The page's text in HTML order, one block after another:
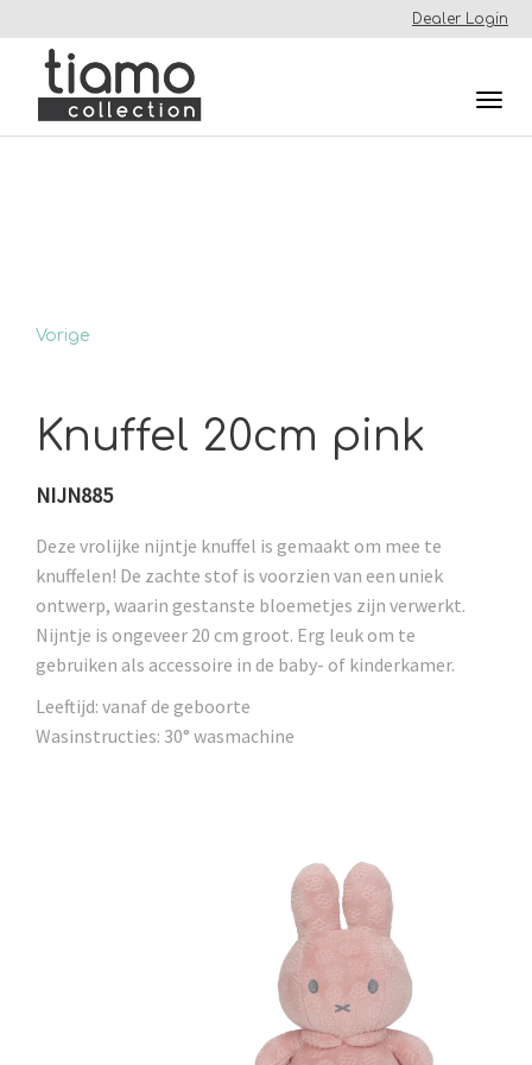
Dealer Login
Vorige
Knuffel 20cm pink
NIJN885
Deze vrolijke nijntje knuffel is gemaakt om mee te
knuffelen! De zachte stof is voorzien van een uniek
ontwerp, waarin gestanste bloemetjes zijn verwerkt.
Nijntje is ongeveer 20 cm groot. Erg leuk om te
gebruiken als accessoire in de baby- of kinderkamer.
Leeftijd: vanaf de geboorte
Wasinstructies: 30° wasmachine